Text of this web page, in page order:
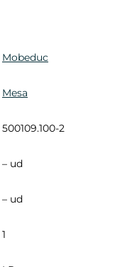
Mobeduc
Mesa
500109.100-2
– ud
– ud
1